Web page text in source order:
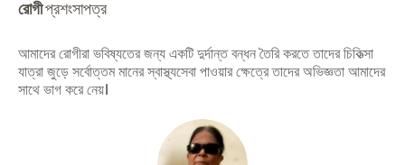
রোগীপ্রশংসাপত্র
আমাদের রোগীরা ভবিষ্যতের জন্য একটি দুর্দান্ত বন্ধন তৈরি করতে তাদের চিকিত্সা
যাত্রা জুড়ে সর্বোত্তম মানের স্বাস্থ্যসেবা পাওয়ার ক্ষেত্রে তাদের অভিজ্ঞতা আমাদের
সাথে ভাগ করে নেয়।